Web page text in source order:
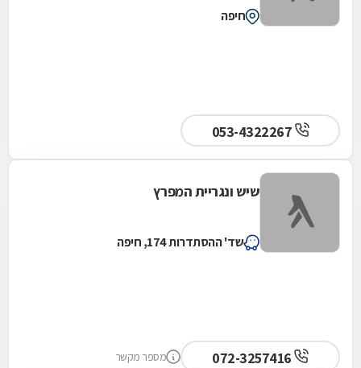
חיפה
שיש ונגריית המפרץ
שד' ההסתדרות 174, חיפה
מספר מקשר